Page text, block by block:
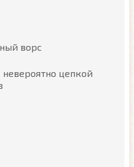
ворс
невероятно цепкой